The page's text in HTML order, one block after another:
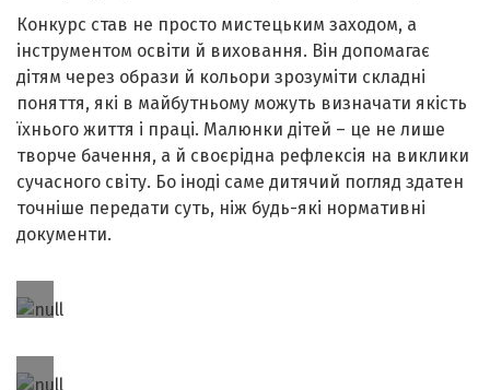
Конкурс став не просто мистецьким заходом, а
інструментом освіти й виховання. Він допомагає
дітям через образи й кольори зрозуміти складні
поняття, які в майбутньому можуть визначати якість
їхнього життя і праці. Малюнки дітей – це не лише
творче бачення, а й своєрідна рефлексія на виклики
сучасного світу. Бо іноді саме дитячий погляд здатен
точніше передати суть, ніж будь-які нормативні
документи.